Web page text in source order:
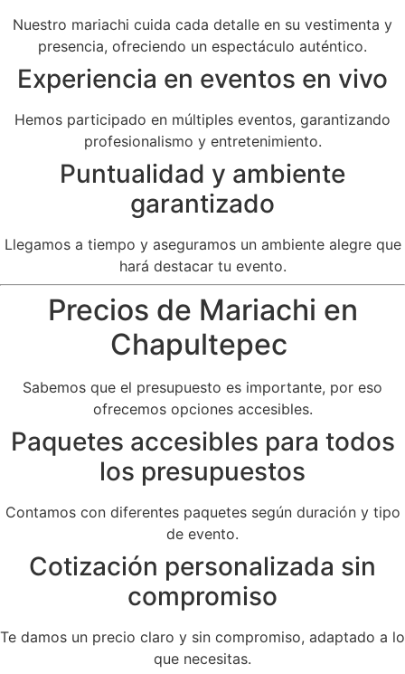
Nuestro mariachi cuida cada detalle en su vestimenta y
presencia, ofreciendo un espectáculo auténtico.
Experiencia en eventos en vivo
Hemos participado en múltiples eventos, garantizando
profesionalismo y entretenimiento.
Puntualidad y ambiente
garantizado
Llegamos a tiempo y aseguramos un ambiente alegre que
hará destacar tu evento.
Precios de Mariachi en
Chapultepec
Sabemos que el presupuesto es importante, por eso
ofrecemos opciones accesibles.
Paquetes accesibles para todos
los presupuestos
Contamos con diferentes paquetes según duración y tipo
de evento.
Cotización personalizada sin
compromiso
Te damos un precio claro y sin compromiso, adaptado a lo
que necesitas.